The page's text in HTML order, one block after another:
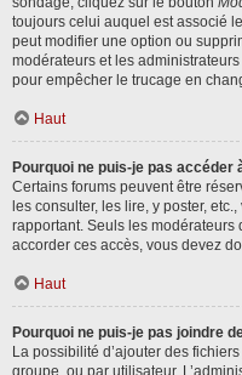
toujours celui auquel est associé
peut modifier une option ou
modérateurs et les
pour empêcher le trucage en
Haut
Pourquoi ne puis-je pas accéder
Certains forums peuvent être
les consulter, les lire, y poster,
rapportant. Seuls les
accorder ces accès, vous devez
Haut
Pourquoi ne puis-je pas joindre
La possibilité d’ajouter des
groupe, ou par utilisateur.